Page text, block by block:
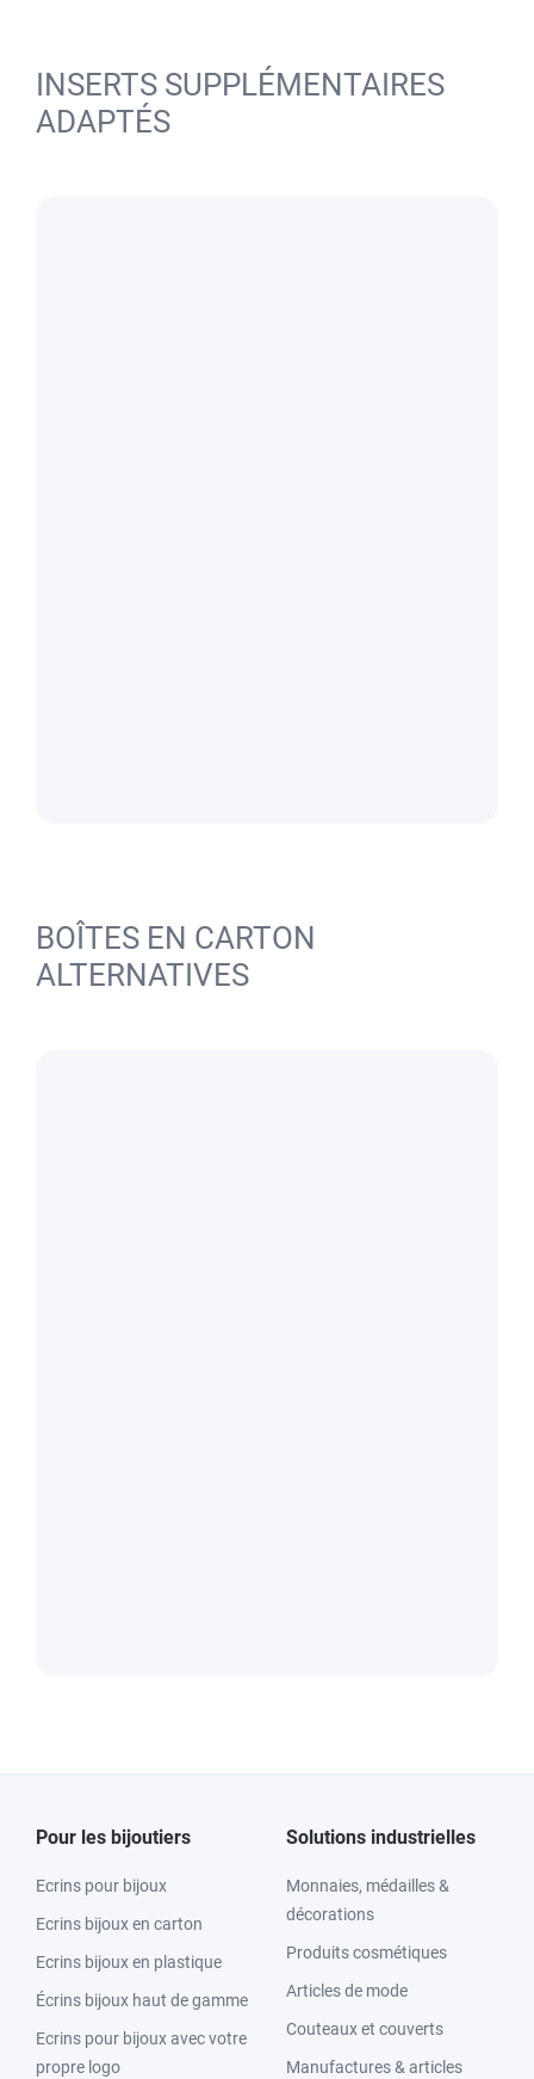
INSERTS SUPPLÉMENTAIRES
ADAPTÉS
BOÎTES EN CARTON
ALTERNATIVES
Pour les bijoutiers
Ecrins pour bijoux
Ecrins bijoux en carton
Ecrins bijoux en plastique
Écrins bijoux haut de gamme
Ecrins pour bijoux avec votre
propre logo
Solutions industrielles
Monnaies, médailles &
décorations
Produits cosmétiques
Articles de mode
Couteaux et couverts
Manufactures & articles